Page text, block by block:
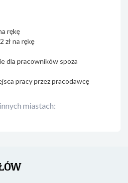
rękę
zł na rękę
dla pracowników spoza
pracy przez pracodawcę
miastach: